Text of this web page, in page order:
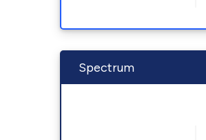
Spectrum